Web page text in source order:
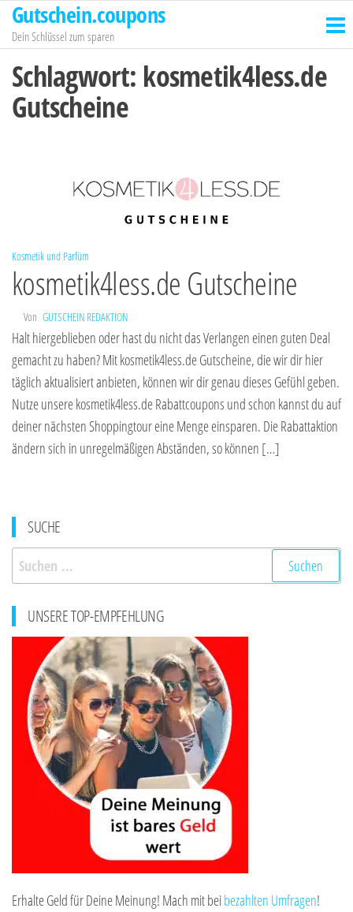
Zum
Inhalt
springen
Gutschein.coupons
Dein Schlüssel zum sparen
Schlagwort: kosmetik4less.de
Gutscheine
Kosmetik und Parfüm
kosmetik4less.de Gutscheine
Von GUTSCHEIN REDAKTION
Halt hiergeblieben oder hast du nicht das Verlangen einen guten Deal
gemacht zu haben? Mit kosmetik4less.de Gutscheine, die wir dir hier
täglich aktualisiert anbieten, können wir dir genau dieses Gefühl geben.
Nutze unsere kosmetik4less.de Rabattcoupons und schon kannst du auf
deiner nächsten Shoppingtour eine Menge einsparen. Die Rabattaktion
ändern sich in unregelmäßigen Abständen, so können […]
SUCHE
Suchen
nach:
UNSERE TOP-EMPFEHLUNG
Erhalte Geld für Deine Meinung! Mach mit beibezahlten Umfragen!